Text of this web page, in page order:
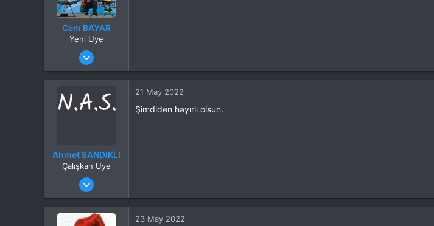
Cem BAYAR
Yeni Uye
Mesajlar
Tepkime puanı
11
Yaş
Konum
Trabzon
Ahmet SANDIKLI
Çalışkan Uye
Mesajlar
Tepkime puanı
191
Yaş
34
21 May 2022
Şimdiden hayırlı olsun.
23 May 2022